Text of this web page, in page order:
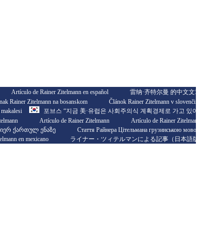
Artículo de Rainer Zitelmann en español
雷纳·齐特尔曼 的中文文
Rainer Zitelmann na bosanskom
Článok Rainer Zitelmann v
포브스 “지금 美·유럽은 사회주의식 계획경제로 가고 있어
Artículo de Rainer Zitelmann
Artículo de Rainer
ქართულ ენაზე
Стаття Райнера Цітельмана грузинською
en mexicano
ライナー・ツィテルマンによる記事（日本語版